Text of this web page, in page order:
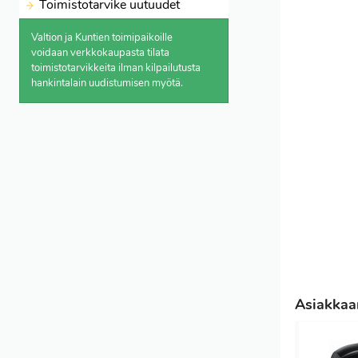
Toimistotarvike uutuudet
Valtion ja Kuntien toimipaikoille
voidaan verkkokaupasta tilata
toimistotarvikkeita ilman kilpailutusta
hankintalain uudistumisen myötä.